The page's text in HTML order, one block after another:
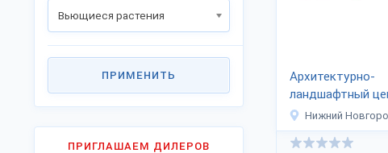
Архитектурно-
ландшафтный
«Архиленд»
Нижний
Вьющиеся растения
ПРИМЕНИТЬ
ПРИГЛАШАЕМ ДИЛЕРОВ